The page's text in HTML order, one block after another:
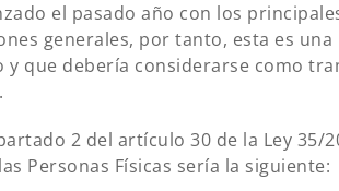
el pasado año con los
generales, por tanto, esta es una
que debería considerarse como
2 del artículo 30 de la Ley 35/
Personas Físicas sería la siguiente: